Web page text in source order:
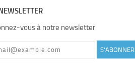
vous à notre newsletter
S'ABONNER